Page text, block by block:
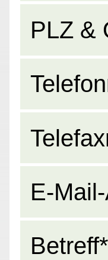
PLZ &
E-
Betreff*